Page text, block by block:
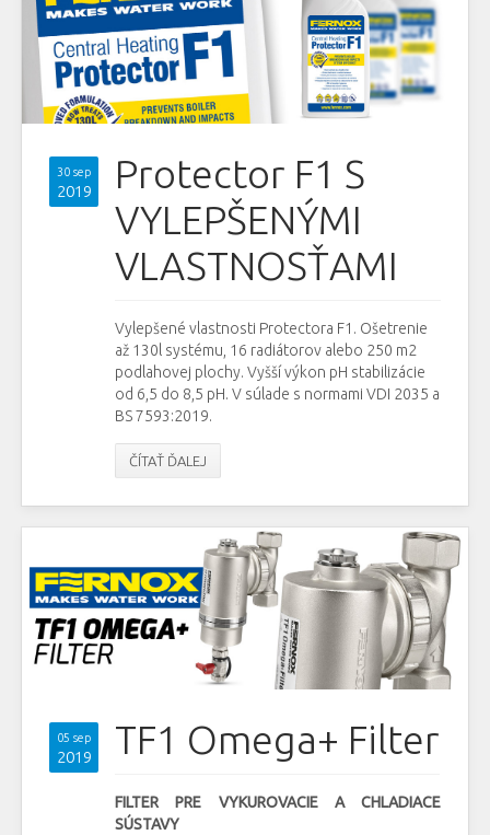
30 sep
2019
Protector F1 S
VYLEPŠENÝMI
VLASTNOSŤAMI
Vylepšené vlastnosti Protectora F1. Ošetrenie
až 130l systému, 16 radiátorov alebo 250 m2
podlahovej plochy. Vyšší výkon pH stabilizácie
od 6,5 do 8,5 pH. V súlade s normami VDI 2035 a
BS 7593:2019.
ČÍTAŤ ĎALEJ
05 sep
2019 TF1 Omega+ Filter
FILTER PRE VYKUROVACIE A CHLADIACE
SÚSTAVY